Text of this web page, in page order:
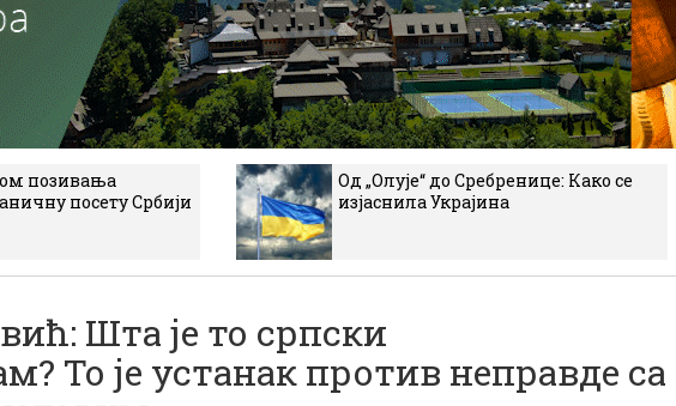
позивања
посету Србији
Од „Олује“ до Сребренице: Како се
изјаснила Украјина
Шта је то српски
То је устанак против неправде са